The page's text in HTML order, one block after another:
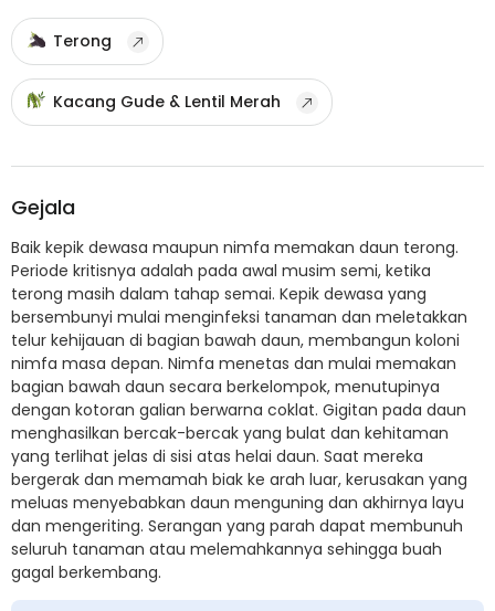
Terong
Kacang Gude & Lentil Merah
Gejala
Baik kepik dewasa maupun nimfa memakan daun terong.
Periode kritisnya adalah pada awal musim semi, ketika
terong masih dalam tahap semai. Kepik dewasa yang
bersembunyi mulai menginfeksi tanaman dan meletakkan
telur kehijauan di bagian bawah daun, membangun koloni
nimfa masa depan. Nimfa menetas dan mulai memakan
bagian bawah daun secara berkelompok, menutupinya
dengan kotoran galian berwarna coklat. Gigitan pada daun
menghasilkan bercak-bercak yang bulat dan kehitaman
yang terlihat jelas di sisi atas helai daun. Saat mereka
bergerak dan memamah biak ke arah luar, kerusakan yang
meluas menyebabkan daun menguning dan akhirnya layu
dan mengeriting. Serangan yang parah dapat membunuh
seluruh tanaman atau melemahkannya sehingga buah
gagal berkembang.